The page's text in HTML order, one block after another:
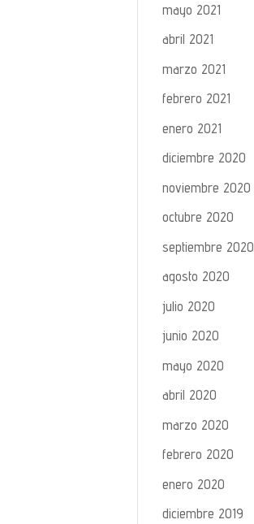
mayo 2021
abril 2021
marzo 2021
febrero 2021
enero 2021
diciembre 2020
noviembre 2020
octubre 2020
septiembre 2020
agosto 2020
julio 2020
junio 2020
mayo 2020
abril 2020
marzo 2020
febrero 2020
enero 2020
diciembre 2019